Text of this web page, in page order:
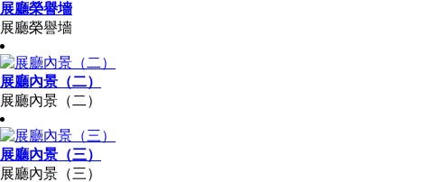
展廳榮譽墻
展廳榮譽墻
展廳內景（二）
展廳內景（二）
展廳內景（三）
展廳內景（三）